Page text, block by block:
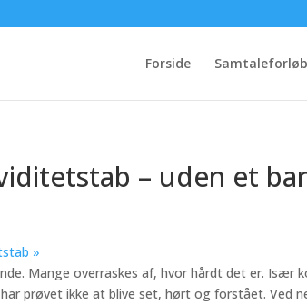
Forside Samtaleforløb
– uden et
»
Mange overraskes af, hvor hårdt det er.
prøvet ikke at blive set, hørt og forstået.